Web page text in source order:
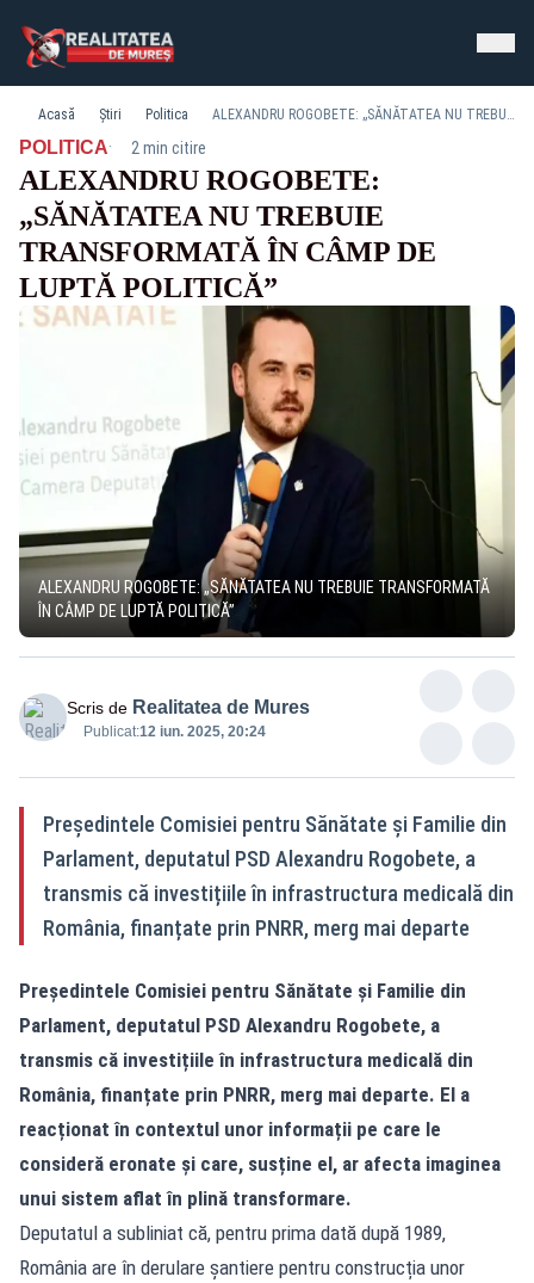
Acasă Știri Politica ALEXANDRU ROGOBETE: „SĂNĂTATEA NU TREBUIE TRANSFORMATĂ ÎN CÂMP DE LUPTĂ POLITICĂ”
POLITICA· 2 min citire
ALEXANDRU ROGOBETE:
„SĂNĂTATEA NU TREBUIE
TRANSFORMATĂ ÎN CÂMP DE
LUPTĂ POLITICĂ”
ALEXANDRU ROGOBETE: „SĂNĂTATEA NU TREBUIE TRANSFORMATĂ
ÎN CÂMP DE LUPTĂ POLITICĂ”
Scris de Realitatea de Mures
Publicat:12 iun. 2025, 20:24
Președintele Comisiei pentru Sănătate și Familie din
Parlament, deputatul PSD Alexandru Rogobete, a
transmis că investițiile în infrastructura medicală din
România, finanțate prin PNRR, merg mai departe
Președintele Comisiei pentru Sănătate și Familie din
Parlament, deputatul PSD Alexandru Rogobete, a
transmis că investițiile în infrastructura medicală din
România, finanțate prin PNRR, merg mai departe. El a
reacționat în contextul unor informații pe care le
consideră eronate și care, susține el, ar afecta imaginea
unui sistem aflat în plină transformare.
Deputatul a subliniat că, pentru prima dată după 1989,
România are în derulare șantiere pentru construcția unor